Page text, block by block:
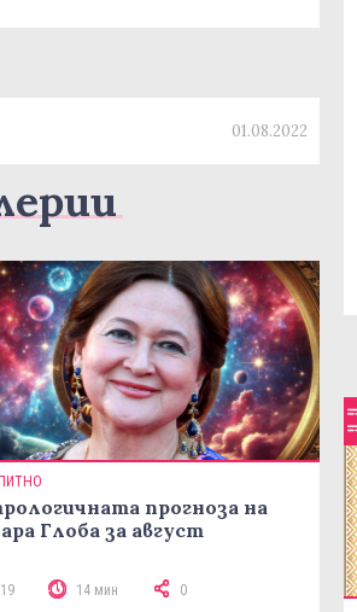
01.08.2022
прогноза на
Глоба за август
14 мин 0